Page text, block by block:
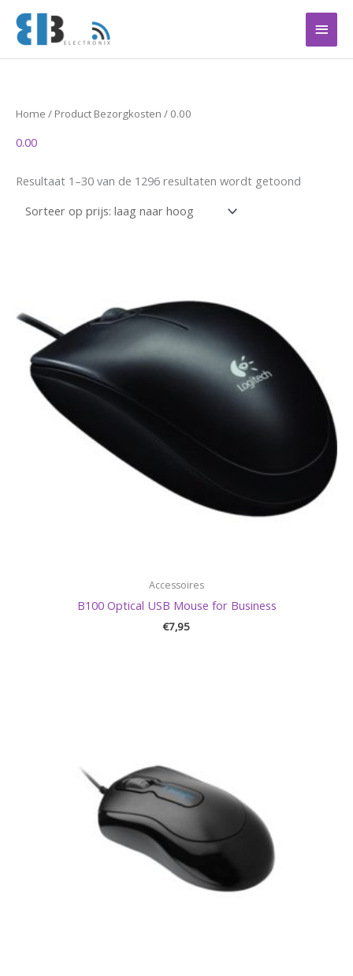
naar
inhoud
Home / Product Bezorgkosten / 0.00
0.00
Resultaat 1–30 van de 1296 resultaten wordt getoond
Accessoires
B100 Optical USB Mouse for Business
€7,95